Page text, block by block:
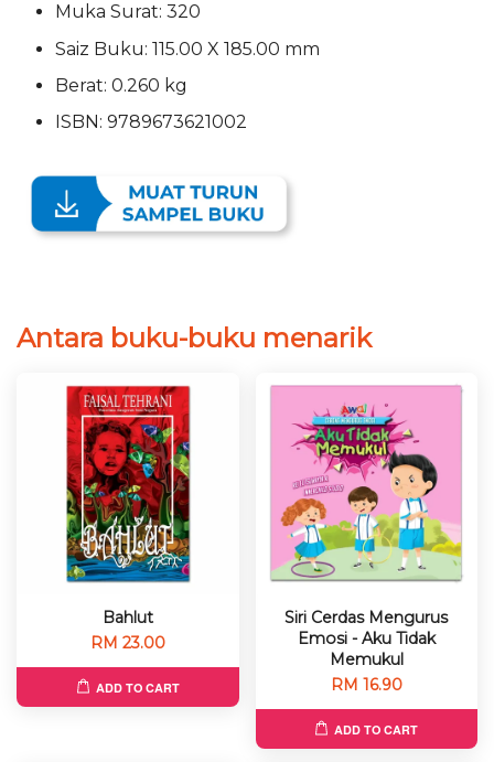
Muka Surat: 320
Saiz Buku: 115.00 X 185.00 mm
Berat: 0.260 kg
ISBN: 9789673621002
Antara buku-buku menarik
Bahlut
RM 23.00
ADD TO CART
Siri Cerdas Mengurus
Emosi - Aku Tidak
Memukul
RM 16.90
ADD TO CART